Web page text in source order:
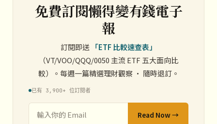
免費訂閱懶得變有錢電子
報
訂閱即送 「ETF 比較速查表」
（VT/VOO/QQQ/0050 主流 ETF 五大面向比
較）。每週一篇精選理財觀察 · 隨時退訂。
已有 3,900+ 位訂閱者
Read Now →